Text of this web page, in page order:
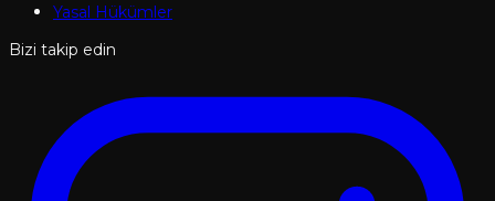
Yasal Hükümler
Bizi takip edin